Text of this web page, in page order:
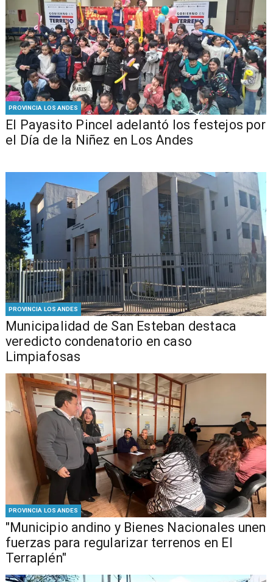
PROVINCIA LOS ANDES
El Payasito Pincel adelantó los festejos por
el Día de la Niñez en Los Andes
PROVINCIA LOS ANDES
Municipalidad de San Esteban destaca
veredicto condenatorio en caso
Limpiafosas
PROVINCIA LOS ANDES
"Municipio andino y Bienes Nacionales unen
fuerzas para regularizar terrenos en El
Terraplén"